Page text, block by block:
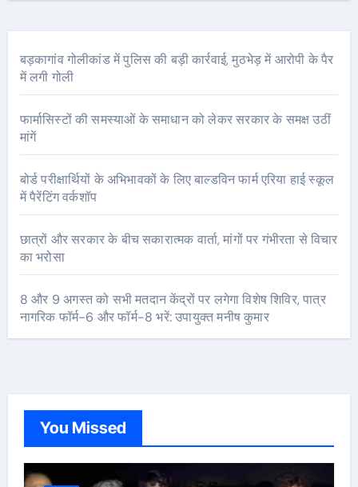
बड़कागांव गोलीकांड में पुलिस की बड़ी कार्रवाई, मुठभेड़ में आरोपी के पैर
में लगी गोली
फार्मासिस्टों की समस्याओं के समाधान को लेकर सरकार के समक्ष उठीं
मांगें
बोर्ड परीक्षार्थियों के अभिभावकों के लिए बाल्डविन फार्म एरिया हाई स्कूल
में पैरेंटिंग वर्कशॉप
छात्रों और सरकार के बीच सकारात्मक वार्ता, मांगों पर गंभीरता से विचार
का भरोसा
8 और 9 अगस्त को सभी मतदान केंद्रों पर लगेगा विशेष शिविर, पात्र
नागरिक फॉर्म-6 और फॉर्म-8 भरें: उपायुक्त मनीष कुमार
You Missed